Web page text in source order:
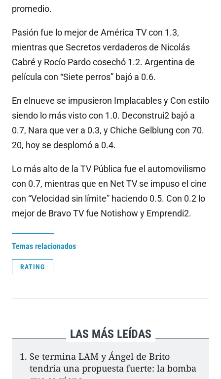
promedio.
Pasión fue lo mejor de América TV con 1.3,
mientras que Secretos verdaderos de Nicolás
Cabré y Rocío Pardo cosechó 1.2. Argentina de
película con “Siete perros” bajó a 0.6.
En elnueve se impusieron Implacables y Con estilo
siendo lo más visto con 1.0. Deconstrui2 bajó a
0.7, Nara que ver a 0.3, y Chiche Gelblung con 70.
20, hoy se desplomó a 0.4.
Lo más alto de la TV Pública fue el automovilismo
con 0.7, mientras que en Net TV se impuso el cine
con “Velocidad sin límite” haciendo 0.5. Con 0.2 lo
mejor de Bravo TV fue Notishow y Emprendi2.
Temas relacionados
RATING
LAS MÁS LEÍDAS
Se termina LAM y Ángel de Brito
tendría una propuesta fuerte: la bomba